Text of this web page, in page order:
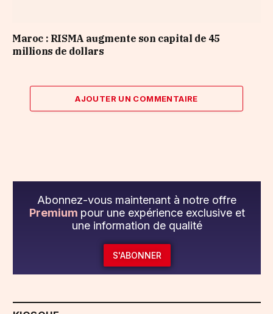
Maroc : RISMA augmente son capital de 45
millions de dollars
AJOUTER UN COMMENTAIRE
Abonnez-vous maintenant à notre offre
Premium pour une expérience exclusive et
une information de qualité
S'ABONNER